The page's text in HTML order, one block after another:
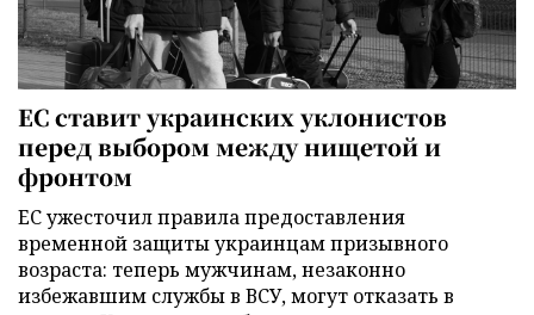
ЕС ставит украинских уклонистов
перед выбором между нищетой и
фронтом
ЕС ужесточил правила предоставления
временной защиты украинцам призывного
возраста: теперь мужчинам, незаконно
избежавшим службы в ВСУ, могут отказать в